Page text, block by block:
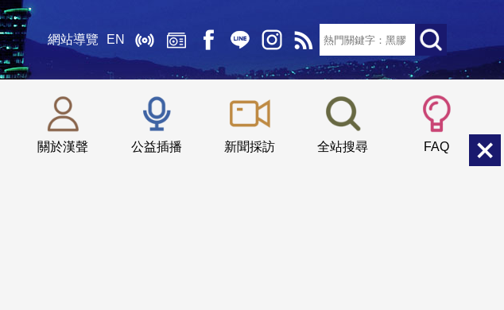
網站導覽 EN
關於漢聲 公益插播 新聞採訪 全站搜尋 FAQ
小 中